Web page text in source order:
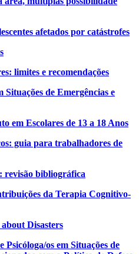
afetados por catástrofes
limites e recomendações
Situações de Emergências e
em Escolares de 13 a 18 Anos
guia para trabalhadores de
revisão bibliográfica
da Terapia Cognitivo-
Disasters
os em Situações de